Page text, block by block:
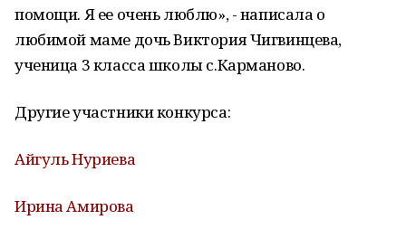
помощи. Я ее очень люблю», - написала о
любимой маме дочь Виктория Чигвинцева,
ученица 3 класса школы с.Карманово.
Другие участники конкурса:
Айгуль Нуриева
Ирина Амирова